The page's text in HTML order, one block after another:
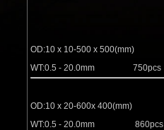
OD:10 x 10-500 x 500(mm)
WT:0.5 - 20.0mm 750pcs
OD:10 x 20-600x 400(mm)
WT:0.5 - 20.0mm 860pcs